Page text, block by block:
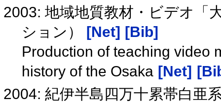
2003: 地域地質教材・ビデオ「
ション） [Net] [Bib]
Production of teaching video
history of the Osaka [Net]
2004: 紀伊半島四万十累帯白亜